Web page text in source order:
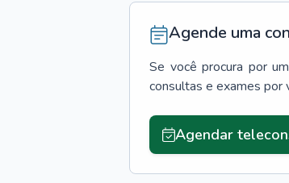
Agende uma
Se você procura por um
consultas e exames por
Agendar